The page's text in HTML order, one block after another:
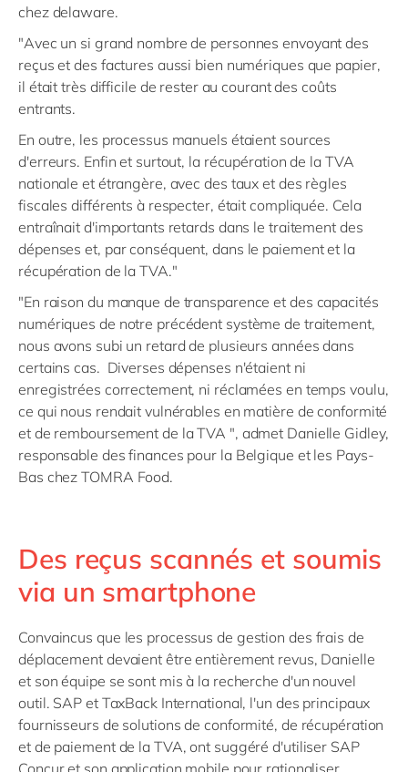
chez delaware.
"Avec un si grand nombre de personnes envoyant des
reçus et des factures aussi bien numériques que papier,
il était très difficile de rester au courant des coûts
entrants.
En outre, les processus manuels étaient sources
d'erreurs. Enfin et surtout, la récupération de la TVA
nationale et étrangère, avec des taux et des règles
fiscales différents à respecter, était compliquée. Cela
entraînait d'importants retards dans le traitement des
dépenses et, par conséquent, dans le paiement et la
récupération de la TVA."
"En raison du manque de transparence et des capacités
numériques de notre précédent système de traitement,
nous avons subi un retard de plusieurs années dans
certains cas. Diverses dépenses n'étaient ni
enregistrées correctement, ni réclamées en temps voulu,
ce qui nous rendait vulnérables en matière de conformité
et de remboursement de la TVA ", admet Danielle Gidley,
responsable des finances pour la Belgique et les Pays-
Bas chez TOMRA Food.
Des reçus scannés et soumis
via un smartphone
Convaincus que les processus de gestion des frais de
déplacement devaient être entièrement revus, Danielle
et son équipe se sont mis à la recherche d'un nouvel
outil. SAP et TaxBack International, l'un des principaux
fournisseurs de solutions de conformité, de récupération
et de paiement de la TVA, ont suggéré d'utiliser SAP
Concur et son application mobile pour rationaliser